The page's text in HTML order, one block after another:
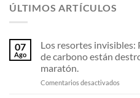
ÚLTIMOS ARTÍCULOS
07
Ago
Los resortes invisibles:
de carbono están
maratón.
Comentarios desactivados